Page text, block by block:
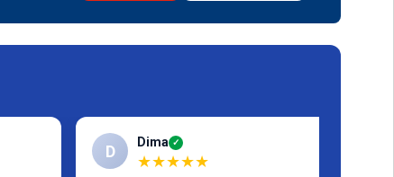
D Dima ✓
★★★★★